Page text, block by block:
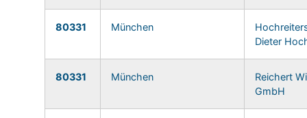
80331 München
Dieter
80331 München
Reichert
GmbH